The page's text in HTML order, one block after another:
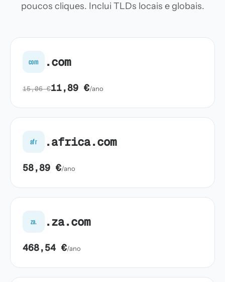
poucos cliques. Inclui TLDs locais e globais.
com .com
15,06 €11,89 €/ano
afr .africa.com
58,89 €/ano
za. .za.com
468,54 €/ano